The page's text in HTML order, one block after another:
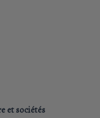
et sociétés